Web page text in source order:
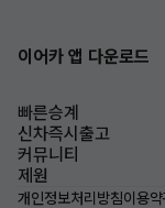
이어카 앱 다운로드
빠른승계
신차즉시출고
커뮤니티
제원
개인정보처리방침이용